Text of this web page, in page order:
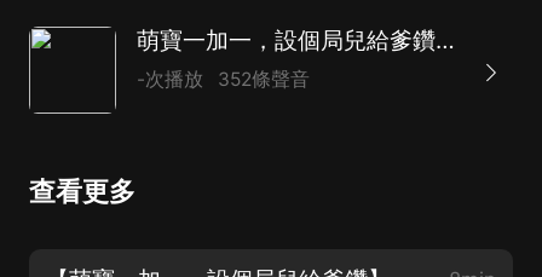
萌寶一加一，設個局兒給爹鑽|都市生活|萌寶|AI多播
-次播放 352條聲音
查看更多